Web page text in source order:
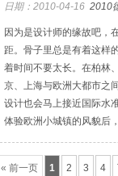
日期：2010-04-16 2010
因为是设计师的缘故吧，
距。骨子里总是有着这样
着时间不要太长。在柏林
京、上海与欧洲大都市之
设计也会马上接近国际水
体验欧洲小城镇的风貌后
« 前一页 1 2 3 4